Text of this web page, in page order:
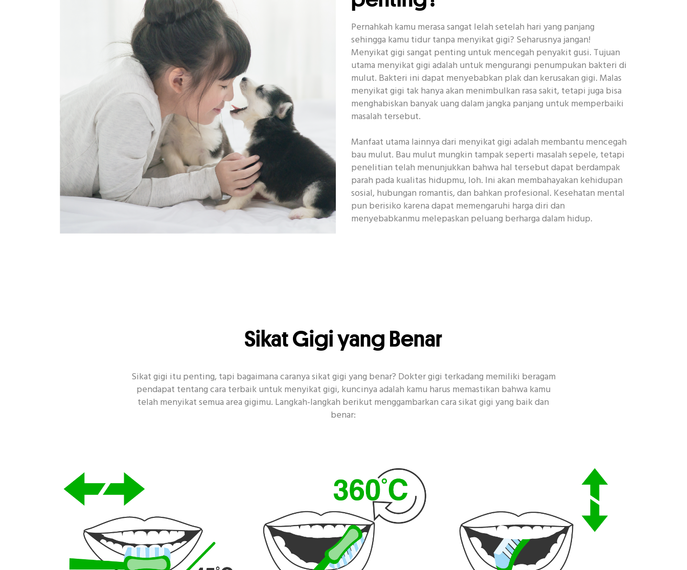
Pernahkah kamu merasa sangat lelah setelah hari yang panjang
sehingga kamu tidur tanpa menyikat gigi? Seharusnya jangan!
Menyikat gigi sangat penting untuk mencegah penyakit gusi. Tujuan
utama menyikat gigi adalah untuk mengurangi penumpukan bakteri di
mulut. Bakteri ini dapat menyebabkan plak dan kerusakan gigi. Malas
menyikat gigi tak hanya akan menimbulkan rasa sakit, tetapi juga bisa
menghabiskan banyak uang dalam jangka panjang untuk memperbaiki
masalah tersebut.
Manfaat utama lainnya dari menyikat gigi adalah membantu mencegah
bau mulut. Bau mulut mungkin tampak seperti masalah sepele, tetapi
penelitian telah menunjukkan bahwa hal tersebut dapat berdampak
parah pada kualitas hidupmu, loh. Ini akan membahayakan kehidupan
sosial, hubungan romantis, dan bahkan profesional. Kesehatan mental
pun berisiko karena dapat memengaruhi harga diri dan
menyebabkanmu melepaskan peluang berharga dalam hidup.
Sikat Gigi yang Benar
Sikat gigi itu penting, tapi bagaimana caranya sikat gigi yang benar? Dokter gigi terkadang memiliki beragam
pendapat tentang cara terbaik untuk menyikat gigi, kuncinya adalah kamu harus memastikan bahwa kamu
telah menyikat semua area gigimu. Langkah-langkah berikut menggambarkan cara sikat gigi yang baik dan
benar: